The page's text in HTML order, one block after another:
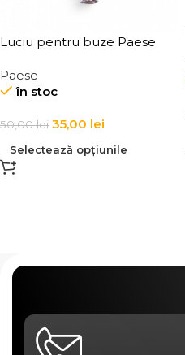
Luciu pentru buze Paese
Paese
în stoc
50,00lei 35,00 lei
Selectează opțiunile